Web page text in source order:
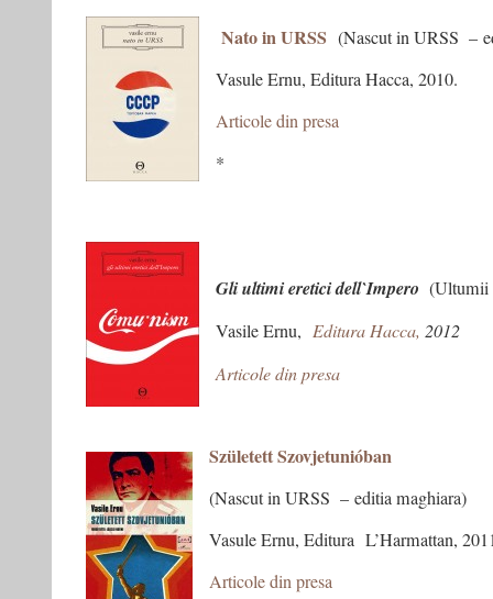
Nato in URSS (Nascut in URSS –
Vasule Ernu, Editura Hacca, 2010.
Articole din presa
*
Gli ultimi eretici dell`Impero (Ultumii
Vasile Ernu, Editura Hacca, 2012
Articole din presa
Született Szovjetunióban
(Nascut in URSS – editia maghiara)
Vasule Ernu, Editura L’Harmattan,
Articole din presa